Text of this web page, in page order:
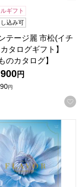
に登録する
ギフト
込み可
テージ麗 市松(イチ
タログギフト】
のカタログ】
円
円
ものカタログ】
ー ハーブ【カタロ